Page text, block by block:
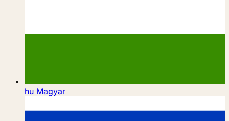
hu Magyar